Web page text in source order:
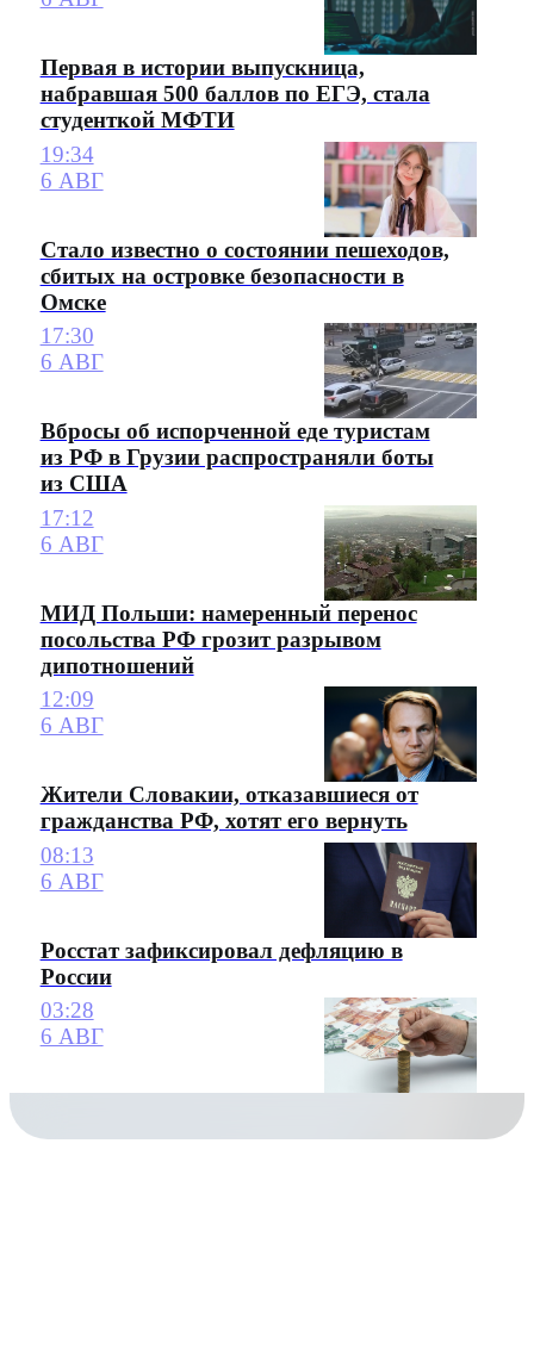
Первая в истории выпускница,
набравшая 500 баллов по ЕГЭ, стала
студенткой МФТИ
19:34
6 АВГ
Стало известно о состоянии пешеходов,
сбитых на островке безопасности в
Омске
17:30
6 АВГ
Вбросы об испорченной еде туристам
из РФ в Грузии распространяли боты
из США
17:12
6 АВГ
МИД Польши: намеренный перенос
посольства РФ грозит разрывом
дипотношений
12:09
6 АВГ
Жители Словакии, отказавшиеся от
гражданства РФ, хотят его вернуть
08:13
6 АВГ
Росстат зафиксировал дефляцию в
России
03:28
6 АВГ